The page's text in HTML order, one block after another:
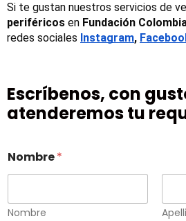
Si te gustan nuestros servicios de
periféricos en Fundación
redes sociales Instagram,
Escríbenos, con
atenderemos tu
Nombre*
Nombre